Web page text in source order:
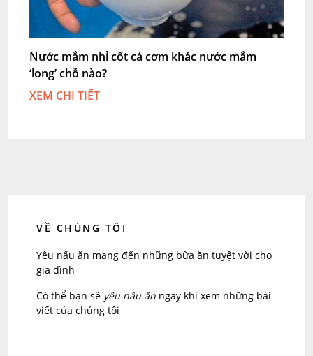
Nước mắm nhỉ cốt cá cơm khác nước mắm
‘long’ chỗ nào?
XEM CHI TIẾT
VỀ CHÚNG TÔI
Yêu nấu ăn mang đến những bữa ăn tuyệt vời cho
gia đình
Có thể bạn sẽ yêu nấu ăn ngay khi xem những bài
viết của chúng tôi